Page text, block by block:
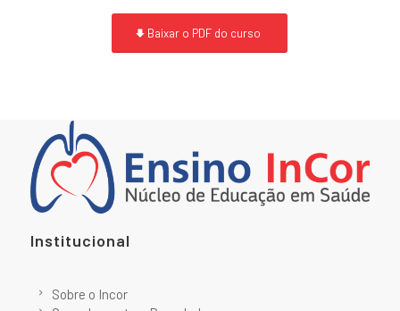
Baixar o PDF do curso
Institucional
Sobre o Incor